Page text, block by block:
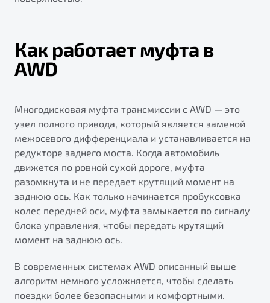
Как работает муфта в
AWD
Многодисковая муфта трансмиссии с AWD — это
узел полного привода, который является заменой
межосевого дифференциала и устанавливается на
редукторе заднего моста. Когда автомобиль
движется по ровной сухой дороге, муфта
разомкнута и не передает крутящий момент на
заднюю ось. Как только начинается пробуксовка
колес передней оси, муфта замыкается по сигналу
блока управления, чтобы передать крутящий
момент на заднюю ось.
В современных системах AWD описанный выше
алгоритм немного усложняется, чтобы сделать
поездки более безопасными и комфортными.